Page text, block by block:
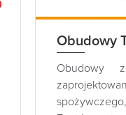
Obudowy
Obudowy